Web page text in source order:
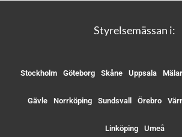
Styrelsemässan i:
Stockholm Göteborg Skåne Uppsala
Gävle Norrköping Sundsvall Örebro
Linköping Umeå